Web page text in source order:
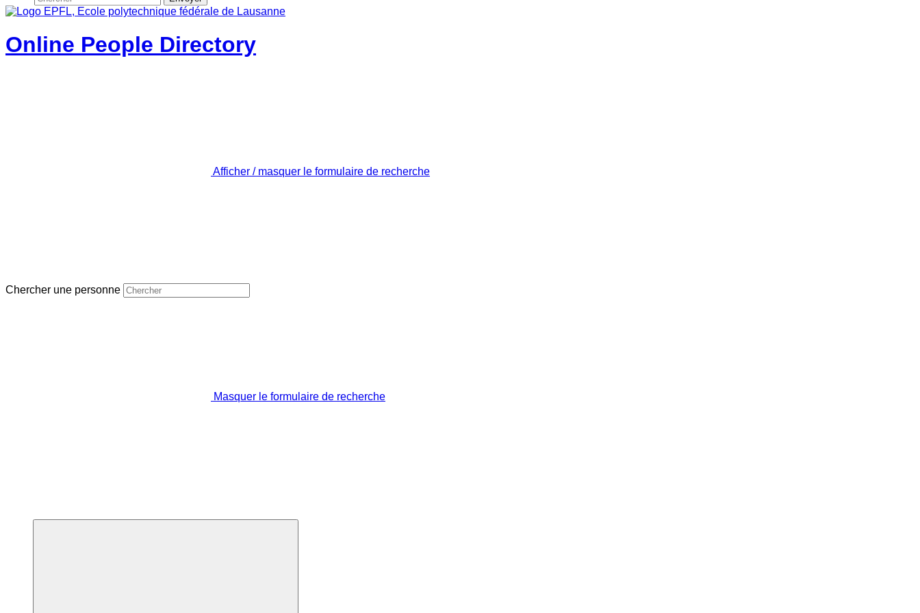
Online People Directory
Afficher / masquer le formulaire de recherche
Chercher une personne
Masquer le formulaire de recherche